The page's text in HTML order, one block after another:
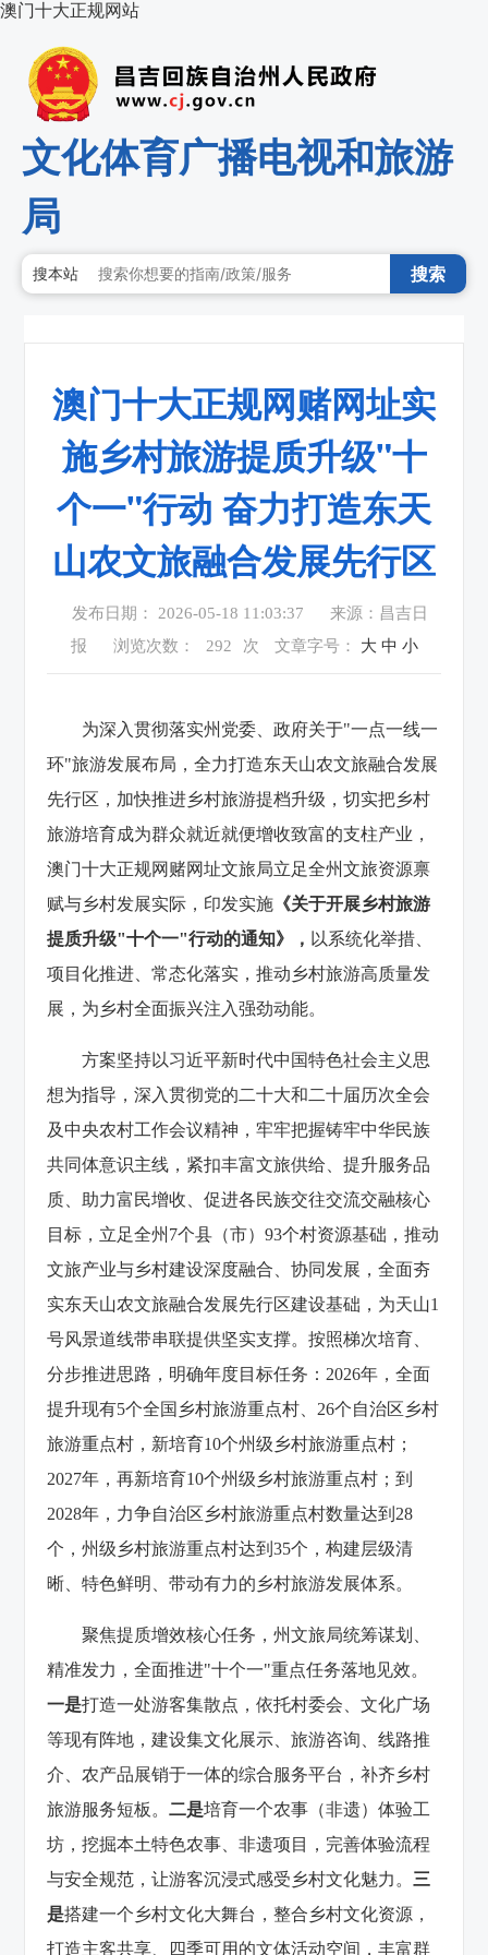
澳门十大正规网站
文化体育广播电视和旅游
局
搜本站 搜索
澳门十大正规网赌网址实
施乡村旅游提质升级"十
个一"行动 奋力打造东天
山农文旅融合发展先行区
发布日期： 2026-05-18 11:03:37
来源：昌吉日
报
浏览次数： 292 次 文章字号： 大 中 小
为深入贯彻落实州党委、政府关于"一点一线一
环"旅游发展布局，全力打造东天山农文旅融合发展
先行区，加快推进乡村旅游提档升级，切实把乡村
旅游培育成为群众就近就便增收致富的支柱产业，
澳门十大正规网赌网址文旅局立足全州文旅资源禀
赋与乡村发展实际，印发实施 《关于开展乡村旅游
提质升级"十个一"行动的通知》， 以系统化举措、
项目化推进、常态化落实，推动乡村旅游高质量发
展，为乡村全面振兴注入强劲动能。
方案坚持以习近平新时代中国特色社会主义思
想为指导，深入贯彻党的二十大和二十届历次全会
及中央农村工作会议精神，牢牢把握铸牢中华民族
共同体意识主线，紧扣丰富文旅供给、提升服务品
质、助力富民增收、促进各民族交往交流交融核心
目标，立足全州 7个县（市）93个村资源基础，推动
文旅产业与乡村建设深度融合、协同发展，全面夯
实东天山农文旅融合发展先行区建设基础，为天山1
号风景道线带串联提供坚实支撑。按照梯次培育、
分步推进思路，明确年度目标任务：2026年，全面
提升现有5个全国乡村旅游重点村、26个自治区乡村
旅游重点村，新培育10个州级乡村旅游重点村；
2027年，再新培育10个州级乡村旅游重点村；到
2028年，力争自治区乡村旅游重点村数量达到28
个，州级乡村旅游重点村达到35个，构建层级清
晰、特色鲜明、带动有力的乡村旅游发展体系。
聚焦提质增效核心任务，州文旅局统筹谋划、
精准发力，全面推进"十个一"重点任务落地见效。
一是打造一处游客集散点，依托村委会、文化广场
等现有阵地，建设集文化展示、旅游咨询、线路推
介、农产品展销于一体的综合服务平台，补齐乡村
旅游服务短板。二是培育一个农事（非遗）体验工
坊，挖掘本土特色农事、非遗项目，完善体验流程
与安全规范，让游客沉浸式感受乡村文化魅力。 三
是搭建一个乡村文化大舞台，整合乡村文化资源，
打造主客共享、四季可用的文体活动空间，丰富群